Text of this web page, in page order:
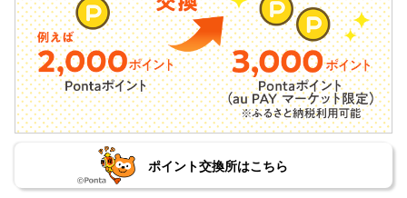
ポイント交換所はこちら